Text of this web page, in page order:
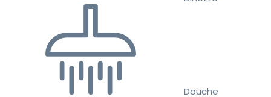
Douche